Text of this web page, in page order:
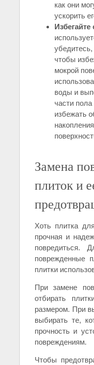
как они
ускорить
чтобы
мокрой
воды и
части
избежать
Замена
плиток и
Хоть плитка
прочная и
повредиться.
поврежденные
плитки
При замене
отбирать
размером. При
выбирать те,
прочность и
повреждениям.
Чтобы